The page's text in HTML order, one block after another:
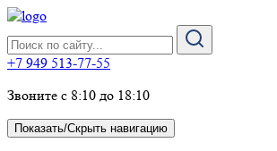
+7 949 513-77-55
Звоните с 8:10 до 18:10
Показать/Скрыть навигацию